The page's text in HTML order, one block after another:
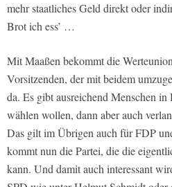
mehr staatliches Geld direkt oder
Brot ich ess’ …
Mit Maaßen bekommt die
Vorsitzenden, der mit beidem
da. Es gibt ausreichend Menschen
wählen wollen, dann aber auch
Das gilt im Übrigen auch für FDP
kommt nun die Partei, die die
kann. Und damit auch interessant